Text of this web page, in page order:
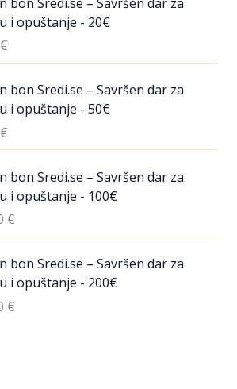
i opuštanje - 20€
€
bon Sredi.se – Savršen dar za
i opuštanje - 50€
€
bon Sredi.se – Savršen dar za
i opuštanje - 100€
€
bon Sredi.se – Savršen dar za
i opuštanje - 200€
€